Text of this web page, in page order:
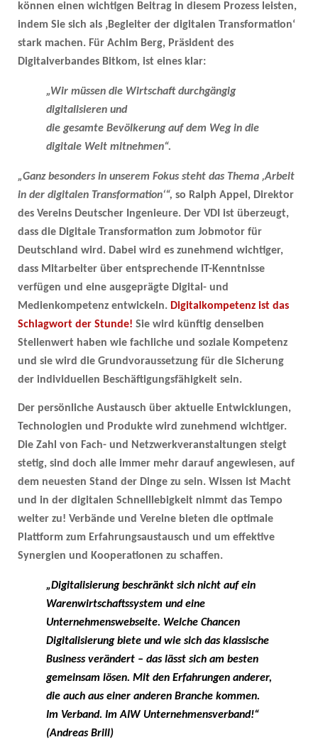
können einen wichtigen Beitrag in diesem Prozess leisten,
indem Sie sich als ‚Begleiter der digitalen Transformation‘
stark machen. Für Achim Berg, Präsident des
Digitalverbandes Bitkom, ist eines klar:
„Wir müssen die Wirtschaft durchgängig
digitalisieren und
die gesamte Bevölkerung auf dem Weg in die
digitale Welt mitnehmen“.
„Ganz besonders in unserem Fokus steht das Thema ‚Arbeit
in der digitalen Transformation‘“, so Ralph Appel, Direktor
des Vereins Deutscher Ingenieure. Der VDI ist überzeugt,
dass die Digitale Transformation zum Jobmotor für
Deutschland wird. Dabei wird es zunehmend wichtiger,
dass Mitarbeiter über entsprechende IT-Kenntnisse
verfügen und eine ausgeprägte Digital- und
Medienkompetenz entwickeln. Digitalkompetenz ist das
Schlagwort der Stunde! Sie wird künftig denselben
Stellenwert haben wie fachliche und soziale Kompetenz
und sie wird die Grundvoraussetzung für die Sicherung
der individuellen Beschäftigungsfähigkeit sein.
Der persönliche Austausch über aktuelle Entwicklungen,
Technologien und Produkte wird zunehmend wichtiger.
Die Zahl von Fach- und Netzwerkveranstaltungen steigt
stetig, sind doch alle immer mehr darauf angewiesen, auf
dem neuesten Stand der Dinge zu sein. Wissen ist Macht
und in der digitalen Schnelllebigkeit nimmt das Tempo
weiter zu! Verbände und Vereine bieten die optimale
Plattform zum Erfahrungsaustausch und um effektive
Synergien und Kooperationen zu schaffen.
„Digitalisierung beschränkt sich nicht auf ein
Warenwirtschaftssystem und eine
Unternehmenswebseite. Welche Chancen
Digitalisierung biete und wie sich das klassische
Business verändert – das lässt sich am besten
gemeinsam lösen. Mit den Erfahrungen anderer,
die auch aus einer anderen Branche kommen.
Im Verband. Im AIW Unternehmensverband!“
(Andreas Brill)